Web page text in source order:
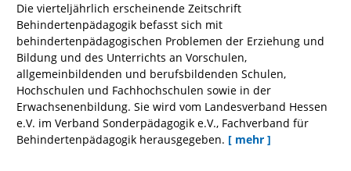
Die vierteljährlich erscheinende Zeitschrift
Behindertenpädagogik befasst sich mit
behindertenpädagogischen Problemen der Erziehung und
Bildung und des Unterrichts an Vorschulen,
allgemeinbildenden und berufsbildenden Schulen,
Hochschulen und Fachhochschulen sowie in der
Erwachsenenbildung. Sie wird vom Landesverband Hessen
e.V. im Verband Sonderpädagogik e.V., Fachverband für
Behindertenpädagogik herausgegeben. [ mehr ]